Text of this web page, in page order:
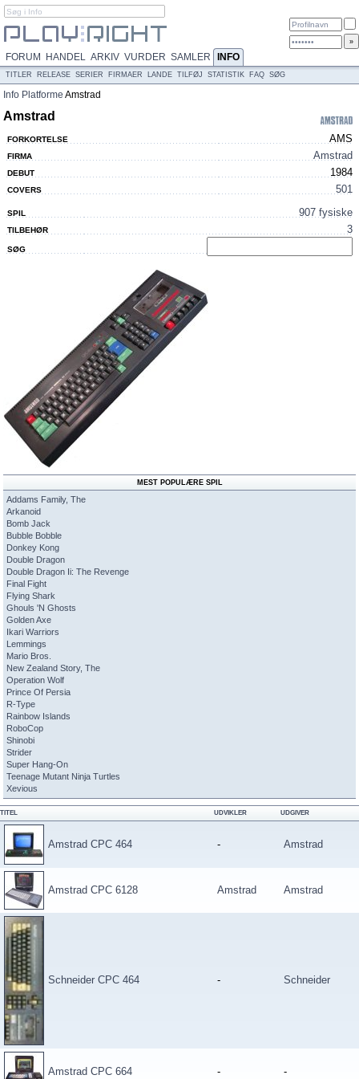
FORUM HANDEL ARKIV VURDER SAMLER INFO
TITLER RELEASE SERIER FIRMAER LANDE TILFØJ STATISTIK FAQ SØG
Info Platforme Amstrad
Amstrad
FORKORTELSE AMS
FIRMA Amstrad
DEBUT 1984
COVERS 501
SPIL 907 fysiske
TILBEHØR 3
SØG
MEST POPULÆRE SPIL
Addams Family, The
Arkanoid
Bomb Jack
Bubble Bobble
Donkey Kong
Double Dragon
Double Dragon Ii: The Revenge
Final Fight
Flying Shark
Ghouls 'N Ghosts
Golden Axe
Ikari Warriors
Lemmings
Mario Bros.
New Zealand Story, The
Operation Wolf
Prince Of Persia
R-Type
Rainbow Islands
RoboCop
Shinobi
Strider
Super Hang-On
Teenage Mutant Ninja Turtles
Xevious
TITEL UDVIKLER UDGIVER
Amstrad CPC 464 - Amstrad
Amstrad CPC 6128 Amstrad Amstrad
Schneider CPC 464 - Schneider
Amstrad CPC 664 - -